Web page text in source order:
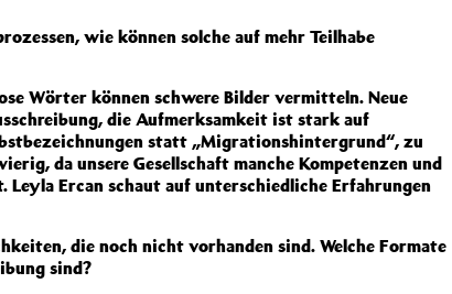
wie können solche auf mehr Teilhabe
Wörter können schwere Bilder vermitteln. Neue
die Aufmerksamkeit ist stark auf
statt „Migrationshintergrund“, zu
da unsere Gesellschaft manche Kompetenzen und
Leyla Ercan schaut auf unterschiedliche Erfahrungen
die noch nicht vorhanden sind. Welche Formate
sind?